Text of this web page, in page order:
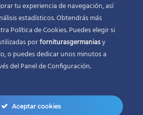
Sevilla 2, 46006 Valencia España
tu experiencia de navegación, así
estadísticos. Obtendrás más
Política de Cookies. Puedes elegir si
porforniturasgermaniasy
o puedes dedicar unos minutos a
delPanel de Configuración.
Aceptar cookies